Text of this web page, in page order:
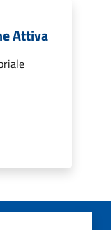
Attiva